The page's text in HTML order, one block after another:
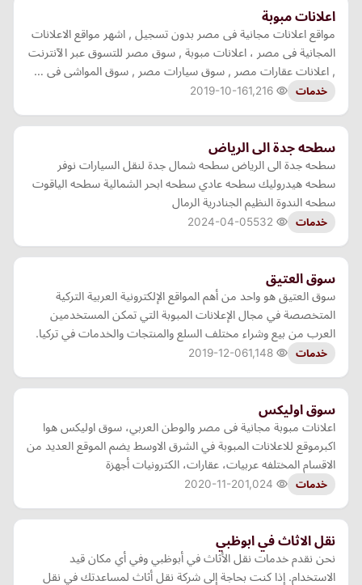
اعلانات مبوبة
مواقع اعلانات مجانية فى مصر بدون تسجيل , اشهر مواقع الاعلانات
المجانية فى مصر ، اعلانات مبوبة , سوق مصر للتسوق عبر الآنترنت
, اعلانات عقارات مصر , سوق سيارات مصر , سوق المواشى فى …
خدمات 2019-10-16
سطحه جدة الى الرياض
سطحه جدة الى الرياض سطحه شمال جدة لنقل السيارات نوفر
سطحه هيدروليك سطحه عادي سطحه ابحر الشمالية سطحه الياقوت
سطحه الندوة النظيم الجنادرية الرمال
خدمات 2024-04-05
سوق العتيق
سوق العتيق هو واحد من أهم المواقع الإلكترونية العربية التركية
المتخصصة في مجال الإعلانات المبوبة التي تمكن المستخدمين
العرب من بيع وشراء مختلف السلع والمنتجات والخدمات في تركيا.
خدمات 2019-12-06
سوق اوليكس
اعلانات مبوبة مجانية فى مصر والوطن العربي، سوق اوليكس هوا
اكبرموقع للاعلانات المبوبة في الشرق الاوسط يضم الموقع العديد من
الاقسام المختلفه عربيات، عقارات، الكترونيات أجهزة
خدمات 2020-11-20
نقل الاثاث في ابوظبي
نحن نقدم خدمات نقل الأثاث في أبوظبي وفي أي مكان قيد
الاستخدام. إذا كنت بحاجة إلى شركة نقل أثاث لمساعدتك في نقل